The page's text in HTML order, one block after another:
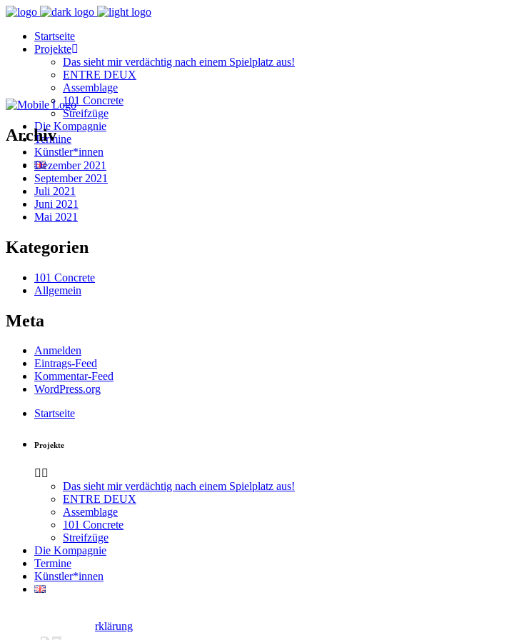
Startseite
Projekte
Das sieht mir verdächtig nach einem Spielplatz aus!
ENTRE DEUX
Assemblage
101 Concrete
Streifzüge
Die Kompagnie
Termine
Künstler*innen
Archiv
Dezember 2021
September 2021
Juli 2021
Juni 2021
Mai 2021
Kategorien
101 Concrete
Allgemein
Meta
Anmelden
Eintrags-Feed
Kommentar-Feed
WordPress.org
Startseite
Projekte
Das sieht mir verdächtig nach einem Spielplatz aus!
ENTRE DEUX
Assemblage
101 Concrete
Streifzüge
Die Kompagnie
Termine
Künstler*innen
Datenschutzerklärung